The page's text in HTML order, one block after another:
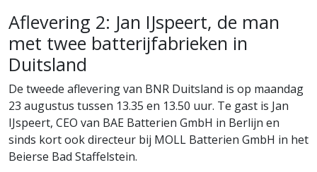
Aflevering 2: Jan IJspeert, de man
met twee batterijfabrieken in
Duitsland
De tweede aflevering van BNR Duitsland is op maandag
23 augustus tussen 13.35 en 13.50 uur. Te gast is Jan
IJspeert, CEO van BAE Batterien GmbH in Berlijn en
sinds kort ook directeur bij MOLL Batterien GmbH in het
Beierse Bad Staffelstein.